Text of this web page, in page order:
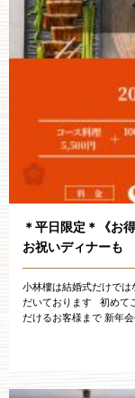
お客様との
お約束
＊平日限定＊《お
お祝いディナーも
小林樓は結婚式だけで
だいております 初めて
だけるお客様まで 新年会